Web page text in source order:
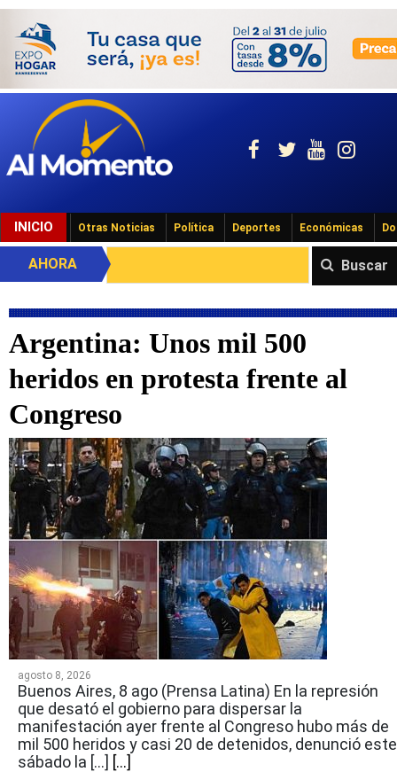
INICIO Otras Noticias Política Deportes Económicas
Buscar
AHORA
Argentina: Unos mil 500
heridos en protesta frente al
Congreso
agosto 8, 2026
Buenos Aires, 8 ago (Prensa Latina) En la represión
que desató el gobierno para dispersar la
manifestación ayer frente al Congreso hubo más de
mil 500 heridos y casi 20 de detenidos, denunció este
sábado la […] [...]